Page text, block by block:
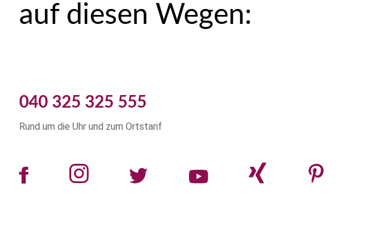
auf diesen Wegen:
040 325 325 555
Rund um die Uhr und zum Ortstarif